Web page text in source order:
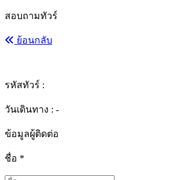
สอบถามทัวร์
ย้อนกลับ
รหัสทัวร์ :
วันเดินทาง : -
ข้อมูลผู้ติดต่อ
ชื่อ *